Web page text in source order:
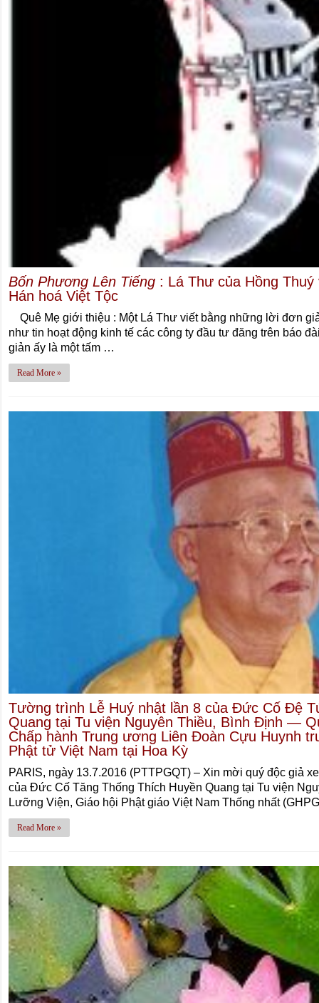
Bốn Phương Lên Tiếng : Lá Thư của Hồng
Hán hoá Việt Tộc
Quê Mẹ giới thiệu : Một Lá Thư viết bằng những lời đơn
như tin hoạt động kinh tế các công ty đầu tư đăng trên báo
giản ấy là một tấm …
Read More »
Tường trình Lễ Huý nhật lần 8 của Đức Cố Đệ
Quang tại Tu viện Nguyên Thiều, Bình Định —
Chấp hành Trung ương Liên Đoàn Cựu Huynh
Phật tử Việt Nam tại Hoa Kỳ
PARIS, ngày 13.7.2016 (PTTPGQT) – Xin mời quý độc giả
của Đức Cố Tăng Thống Thích Huyền Quang tại Tu viện
Lưỡng Viện, Giáo hội Phật giáo Việt Nam Thống nhất
Read More »